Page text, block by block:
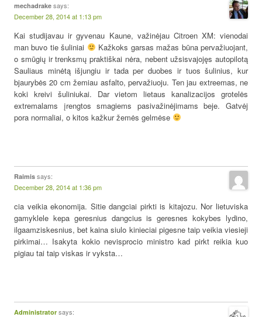
mechadrake says:
December 28, 2014 at 1:13 pm
Kai studijavau ir gyvenau Kaune, važinėjau Citroen XM: vienodai
man buvo tie šuliniai
Kažkoks garsas mažas būna pervažiuojant,
o smūgių ir trenksmų praktiškai nėra, nebent užsisvajojęs autopilotą
Sauliaus minėtą išjungiu ir tada per duobes ir tuos šulinius, kur
bjaurybės 20 cm žemiau asfalto, pervažiuoju. Ten jau extreemas, ne
koki kreivi šuliniukai. Dar vietom lietaus kanalizacijos grotelės
extremalams įrengtos smagiems pasivažinėjimams beje. Gatvėj
pora normaliai, o kitos kažkur žemės gelmėse
Raimis says:
December 28, 2014 at 1:36 pm
cia veikia ekonomija. Sitie dangciai pirkti is kitajozu. Nor lietuviska
gamyklele kepa geresnius dangcius is geresnes kokybes lydino,
ilgaamziskesnius, bet kaina siulo kinieciai pigesne taip veikia viesieji
pirkimai… Isakyta kokio nevisprocio ministro kad pirkt reikia kuo
pigiau tai taip viskas ir vyksta…
Administrator says: